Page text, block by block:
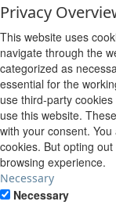
Privacy
This website uses
navigate through the
categorized as
essential for the
use third-party
use this website.
with your consent.
cookies. But opting
browsing experience.
Necessary
Necessary